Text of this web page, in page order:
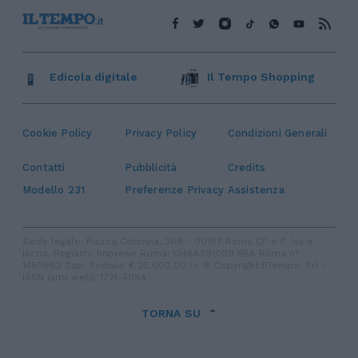
Cookie Policy Privacy Policy Condizioni Generali
Contatti Pubblicità
Credits
Modello 231
Preferenze Privacy Assistenza
Edicola digitale Il Tempo Shopping
TORNA SU